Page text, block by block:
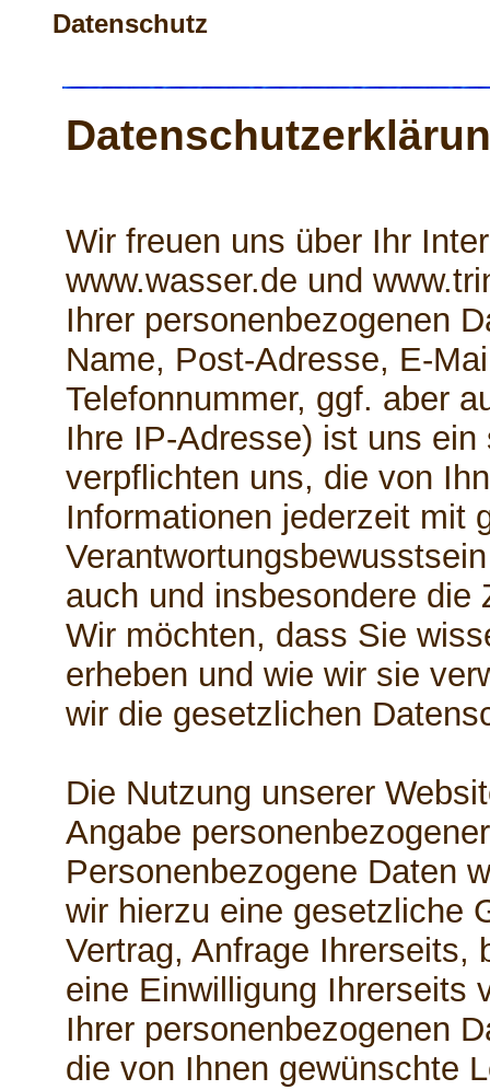
Datenschutz
Wir freuen uns über Ihr
www.wasser.de und
Ihrer personenbezogenen
Name, Post-Adresse, E-
Telefonnummer, ggf. aber
Ihre IP-Adresse) ist uns
verpflichten uns, die von
Informationen jederzeit mit
auch und insbesondere die
Wir möchten, dass Sie
erheben und wie wir sie
wir die gesetzlichen
Die Nutzung unserer
Angabe
Personenbezogene Daten
wir hierzu eine gesetzliche
Vertrag, Anfrage Ihrerseits,
eine Einwilligung Ihrerseits
Ihrer personenbezogenen
die von Ihnen gewünschte